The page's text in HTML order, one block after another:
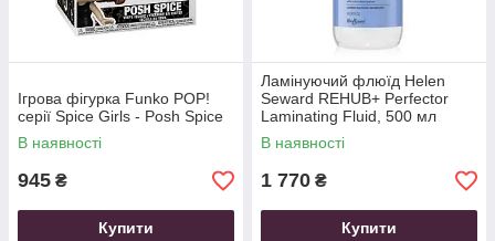
Ігрова фігурка Funko POP!
серії Spice Girls - Posh Spice
В наявності
945 ₴
Купити
Ламінуючий флюїд Helen
Seward REHUB+ Perfector
Laminating Fluid, 500 мл
В наявності
1 770 ₴
Купити